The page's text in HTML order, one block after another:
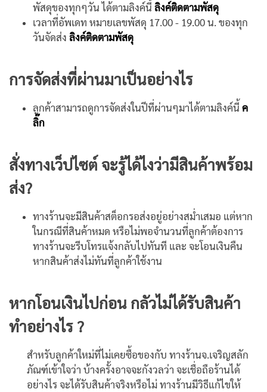
พัสดุของทุกๆวัน ได้ตามลิงค์นี้ ลิงค์ติดตามพัสดุ
เวลาที่อัพเดท หมายเลขพัสดุ 17.00 - 19.00 น. ของทุก
วันจัดส่ง ลิงค์ติดตามพัสดุ
การจัดส่งที่ผ่านมาเป็นอย่างไร
ลูกค้าสามารถดูการจัดส่งในปีที่ผ่านๆมาได้ตามลิงค์นี้ ค
ลิ๊ก
สั่งทางเว็ปไซต์ จะรู้ได้ไงว่ามีสินค้าพร้อม
ส่ง?
ทางร้านจะมีสินค้าสต็อกรอส่งอยู่อย่างสม่ำเสมอ แต่หาก
ในกรณีที่สินค้าหมด หรือไม่พอจำนวนที่ลูกค้าต้องการ
ทางร้านจะรีบโทรแจ้งกลับไปทันที และ จะโอนเงินคืน
หากสินค้าส่งไม่ทันที่ลูกค้าใช้งาน
หากโอนเงินไปก่อน กลัวไม่ได้รับสินค้า
ทำอย่างไร ?
สำหรับลูกค้าใหม่ที่ไม่เคยซื้อของกับ ทางร้านจ.เจริญสลัก
ภัณฑ์เข้าใจว่า บ้างครั้งอาจจะกังวลว่า จะเชื่อถือร้านได้
อย่างไร จะได้รับสินค้าจริงหรือไม่ ทางร้านมีวิธีแก้ไขให้